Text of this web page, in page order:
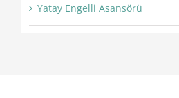
Yatay Engelli Asansörü